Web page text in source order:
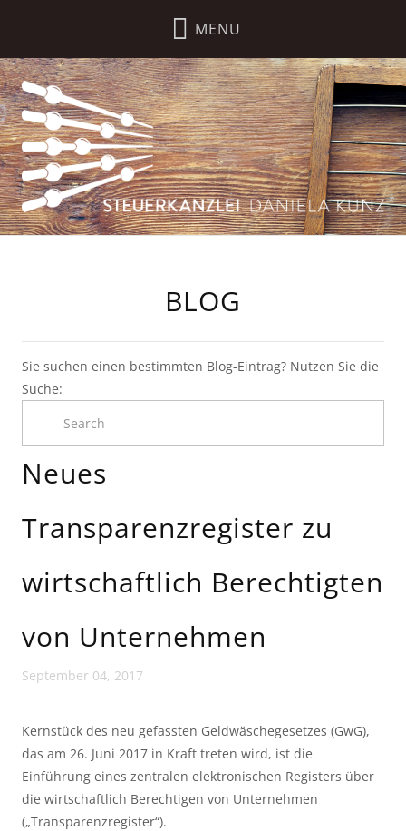
BLOG
Sie suchen einen bestimmten Blog-Eintrag? Nutzen Sie die
Suche:
Neues
Transparenzregister zu
wirtschaftlich Berechtigten
von Unternehmen
September 04, 2017
Kernstück des neu gefassten Geldwäschegesetzes (GwG),
das am 26. Juni 2017 in Kraft treten wird, ist die
Einführung eines zentralen elektronischen Registers über
die wirtschaftlich Berechtigen von Unternehmen
(„Transparenzregister“).